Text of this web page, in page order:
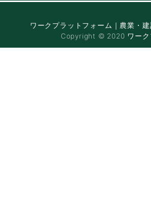
ワークプラットフォーム｜農業・
Copyright © 2020 ワーク